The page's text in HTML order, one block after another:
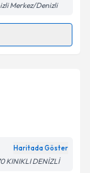
belirtilen
Merkez/Denizli
talebi
için bir
Haritada Göster
KINIKLI DENİZLİ